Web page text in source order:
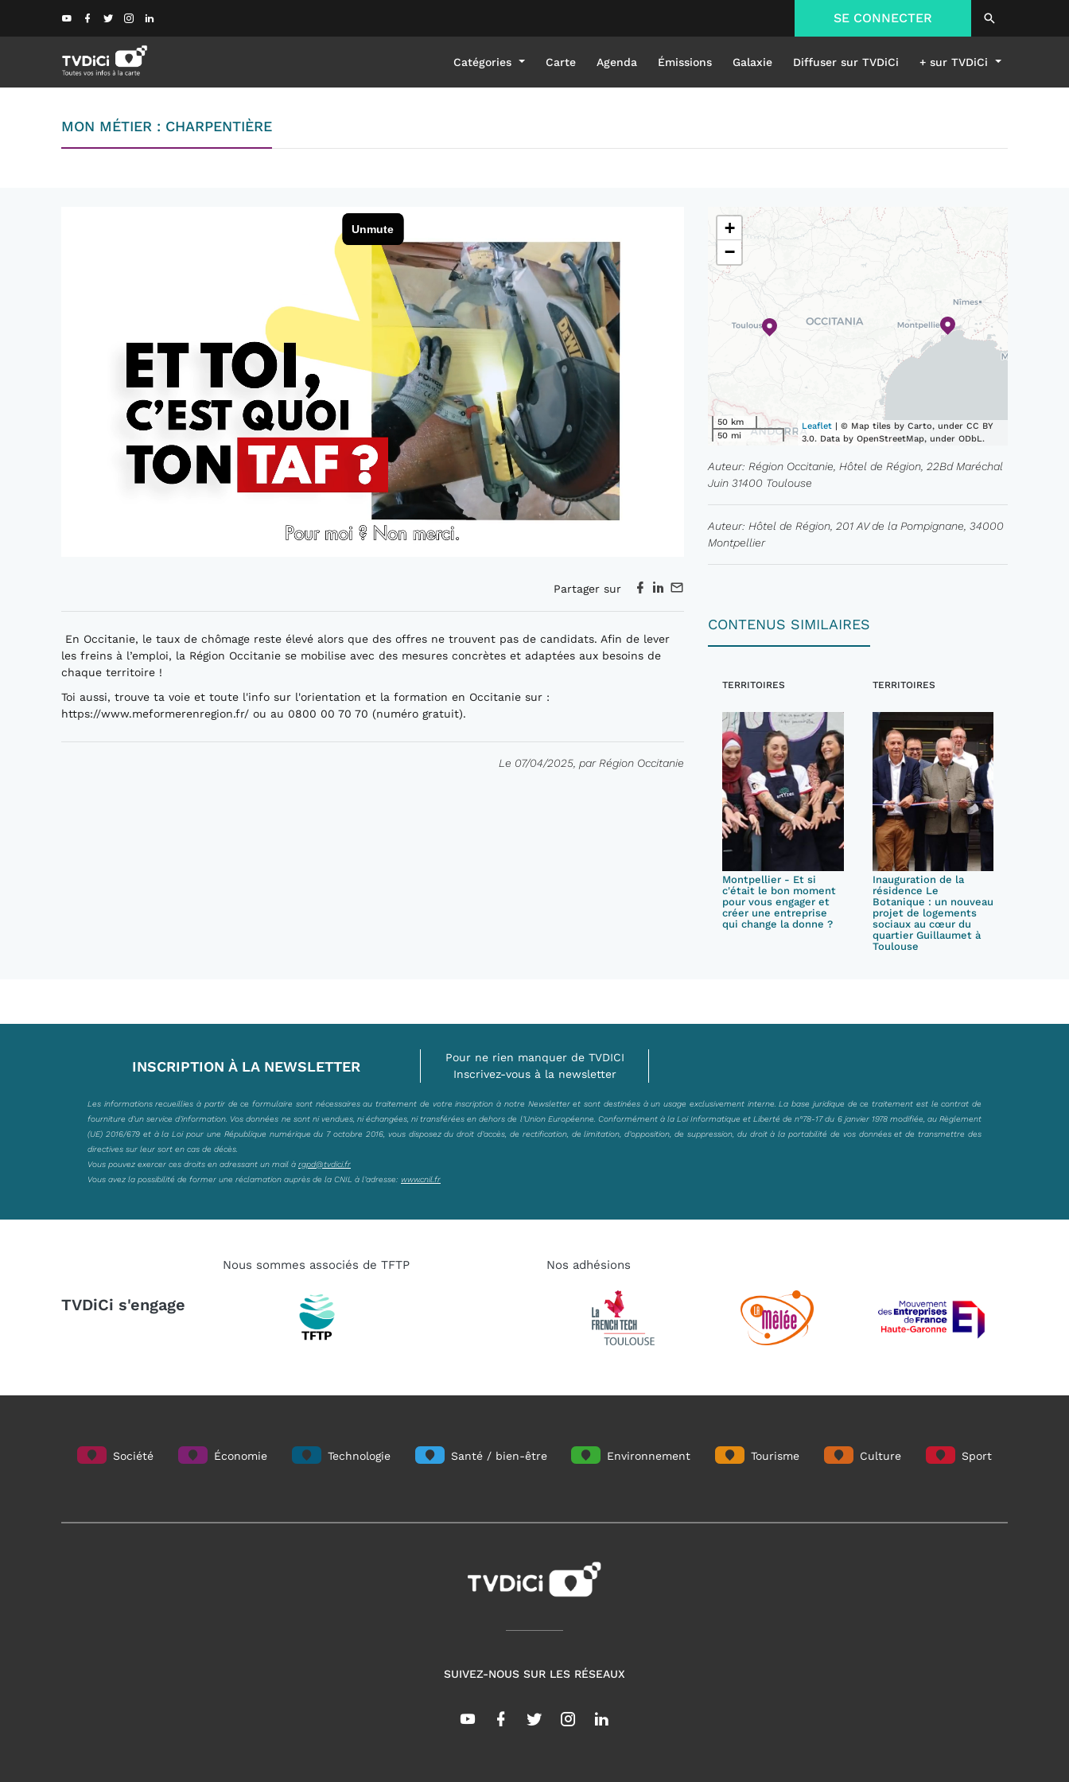
SE CONNECTER
Catégories Carte Agenda Émissions Galaxie Diffuser sur TVDiCi + sur TVDiCi
MON MÉTIER : CHARPENTIÈRE
Partager sur
En Occitanie, le taux de chômage reste élevé alors que des offres ne trouvent pas de candidats. Afin de lever
les freins à l’emploi, la Région Occitanie se mobilise avec des mesures concrètes et adaptées aux besoins de
chaque territoire !
Toi aussi, trouve ta voie et toute l'info sur l'orientation et la formation en Occitanie sur :
https://www.meformerenregion.fr/ ou au 0800 00 70 70 (numéro gratuit).
Le 07/04/2025, par Région Occitanie
+
−
50 km
50 mi
Leaflet | © Map tiles by Carto, under CC BY
3.0. Data by OpenStreetMap, under ODbL.
Auteur: Région Occitanie, Hôtel de Région, 22Bd Maréchal
Juin 31400 Toulouse
Auteur: Hôtel de Région, 201 AV de la Pompignane, 34000
Montpellier
CONTENUS SIMILAIRES
TERRITOIRES
Montpellier - Et si
c'était le bon moment
pour vous engager et
créer une entreprise
qui change la donne ?
TERRITOIRES
Inauguration de la
résidence Le
Botanique : un nouveau
projet de logements
sociaux au cœur du
quartier Guillaumet à
Toulouse
INSCRIPTION À LA NEWSLETTER
Pour ne rien manquer de TVDICI
Inscrivez-vous à la newsletter
Les informations recueillies à partir de ce formulaire sont nécessaires au traitement de votre inscription à notre Newsletter et sont destinées à un usage exclusivement interne. La base juridique de ce traitement est le contrat de
fourniture d’un service d’information. Vos données ne sont ni vendues, ni échangées, ni transférées en dehors de l’Union Européenne. Conformément à la Loi Informatique et Liberté de n°78-17 du 6 janvier 1978 modifiée, au Règlement
(UE) 2016/679 et à la Loi pour une République numérique du 7 octobre 2016, vous disposez du droit d’accès, de rectification, de limitation, d’opposition, de suppression, du droit à la portabilité de vos données et de transmettre des
directives sur leur sort en cas de décès.
Vous pouvez exercer ces droits en adressant un mail à rgpd@tvdici.fr
Vous avez la possibilité de former une réclamation auprès de la CNIL à l’adresse: www.cnil.fr
TVDiCi s'engage
Nous sommes associés de TFTP Nos adhésions
Société Économie Technologie Santé / bien-être Environnement Tourisme Culture Sport
SUIVEZ-NOUS SUR LES RÉSEAUX